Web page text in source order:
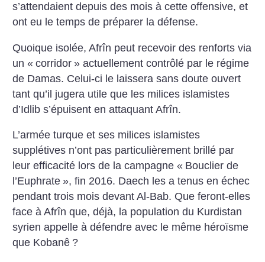
s’attendaient depuis des mois à cette offensive, et
ont eu le temps de préparer la défense.
Quoique isolée, Afrîn peut recevoir des renforts via
un « corridor » actuellement contrôlé par le régime
de Damas. Celui-ci le laissera sans doute ouvert
tant qu’il jugera utile que les milices islamistes
d’Idlib s’épuisent en attaquant Afrîn.
L’armée turque et ses milices islamistes
supplétives n’ont pas particulièrement brillé par
leur efficacité lors de la campagne « Bouclier de
l’Euphrate », fin 2016. Daech les a tenus en échec
pendant trois mois devant Al-Bab. Que feront-elles
face à Afrîn que, déjà, la population du Kurdistan
syrien appelle à défendre avec le même héroïsme
que Kobanê ?